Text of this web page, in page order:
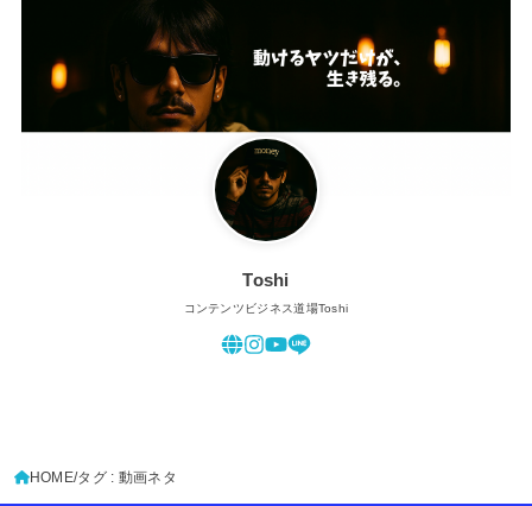
Toshi
コンテンツビジネス道場Toshi
HOME タグ : 動画ネタ